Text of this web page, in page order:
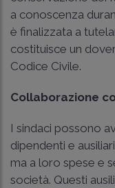
a conoscenza
è finalizzata a
costituisce un
Codice Civile.
Collaborazione
I sindaci possono
dipendenti e
ma a loro spese e
società. Questi